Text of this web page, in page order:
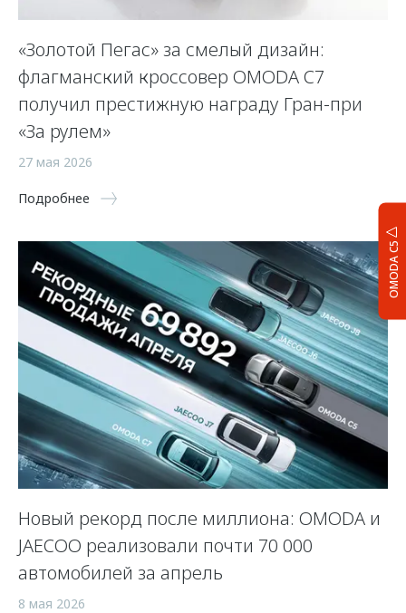
OMODA C5
«Золотой Пегас» за смелый дизайн:
флагманский кроссовер OMODA C7
получил престижную награду Гран-при
«За рулем»
27 мая 2026
Подробнее
Новый рекорд после миллиона: OMODA и
JAECOO реализовали почти 70 000
автомобилей за апрель
8 мая 2026